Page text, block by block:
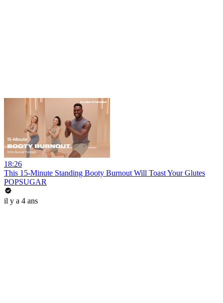
18:26
This 15-Minute Standing Booty Burnout Will Toast Your Glutes
POPSUGAR
il y a 4 ans